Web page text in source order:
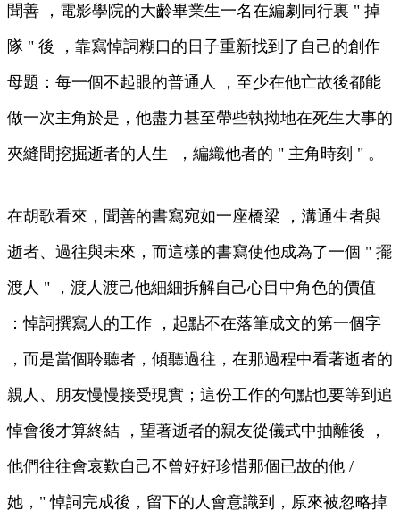
聞善 ，電影學院的大齡畢業生一名在編劇同行裏 " 掉
隊 " 後 ，靠寫悼詞糊口的日子重新找到了自己的創作
母題：每一個不起眼的普通人 ，至少在他亡故後都能
做一次主角於是 ，他盡力甚至帶些執拗地在死生大事的
夾縫間挖掘逝者的人生  ，編織他者的 " 主角時刻 " 。
在胡歌看來，聞善的書寫宛如一座橋梁 ，溝通生者與
逝者 、過往與未來 ，而這樣的書寫使他成為了一個 " 擺
渡人 "  ，渡人渡己他細細拆解自己心目中角色的價值
：悼詞撰寫人的工作 ，起點不在落筆成文的第一個字
，而是當個聆聽者 ，傾聽過往，在那過程中看著逝者的
親人、朋友慢慢接受現實；這份工作的句點也要等到追
悼會後才算終結 ，望著逝者的親友從儀式中抽離後  ，
他們往往會哀歎自己不曾好好珍惜那個已故的他 /
她，" 悼詞完成後，留下的人會意識到，原來被忽略掉